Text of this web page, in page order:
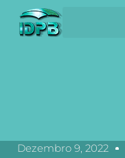
Dezembro 9, 2022